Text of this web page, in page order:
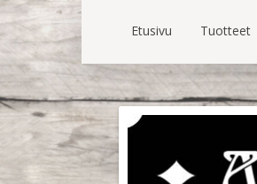
Etusivu Tuotteet